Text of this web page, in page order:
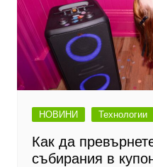
НОВИНИ Технологии
Как да
събирания в